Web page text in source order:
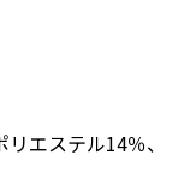
エステル14％、